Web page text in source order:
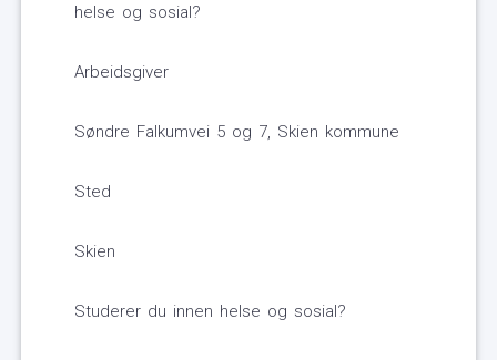
helse og sosial?
Arbeidsgiver
Søndre Falkumvei 5 og 7, Skien kommune
Sted
Skien
Studerer du innen helse og sosial?